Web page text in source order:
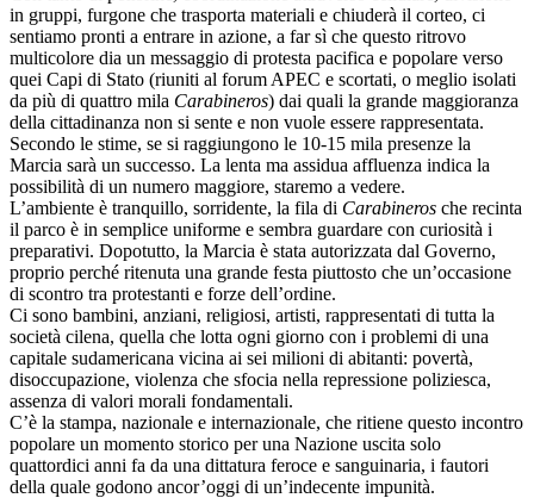
in gruppi, furgone che trasporta materiali e chiuderà il corteo, ci
sentiamo pronti a entrare in azione, a far sì che questo ritrovo
multicolore dia un messaggio di protesta pacifica e popolare verso
quei Capi di Stato (riuniti al forum APEC e scortati, o meglio isolati
da più di quattro mila Carabineros) dai quali la grande maggioranza
della cittadinanza non si sente e non vuole essere rappresentata.
Secondo le stime, se si raggiungono le 10-15 mila presenze la
Marcia sarà un successo. La lenta ma assidua affluenza indica la
possibilità di un numero maggiore, staremo a vedere.
L’ambiente è tranquillo, sorridente, la fila di Carabineros che recinta
il parco è in semplice uniforme e sembra guardare con curiosità i
preparativi. Dopotutto, la Marcia è stata autorizzata dal Governo,
proprio perché ritenuta una grande festa piuttosto che un’occasione
di scontro tra protestanti e forze dell’ordine.
Ci sono bambini, anziani, religiosi, artisti, rappresentati di tutta la
società cilena, quella che lotta ogni giorno con i problemi di una
capitale sudamericana vicina ai sei milioni di abitanti: povertà,
disoccupazione, violenza che sfocia nella repressione poliziesca,
assenza di valori morali fondamentali.
C’è la stampa, nazionale e internazionale, che ritiene questo incontro
popolare un momento storico per una Nazione uscita solo
quattordici anni fa da una dittatura feroce e sanguinaria, i fautori
della quale godono ancor’oggi di un’indecente impunità.